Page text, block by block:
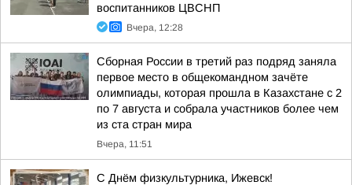
воспитанников ЦВСНП
Вчера, 12:28
Сборная России в третий раз подряд заняла
первое место в общекомандном зачёте
олимпиады, которая прошла в Казахстане с 2
по 7 августа и собрала участников более чем
из ста стран мира
Вчера, 11:51
С Днём физкультурника, Ижевск!